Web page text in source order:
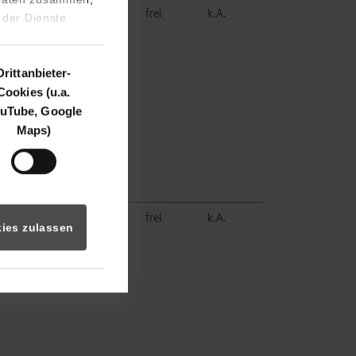
Dienste
(u.a.
Google
Maps)
zulassen
frei k.A.
frei k.A.